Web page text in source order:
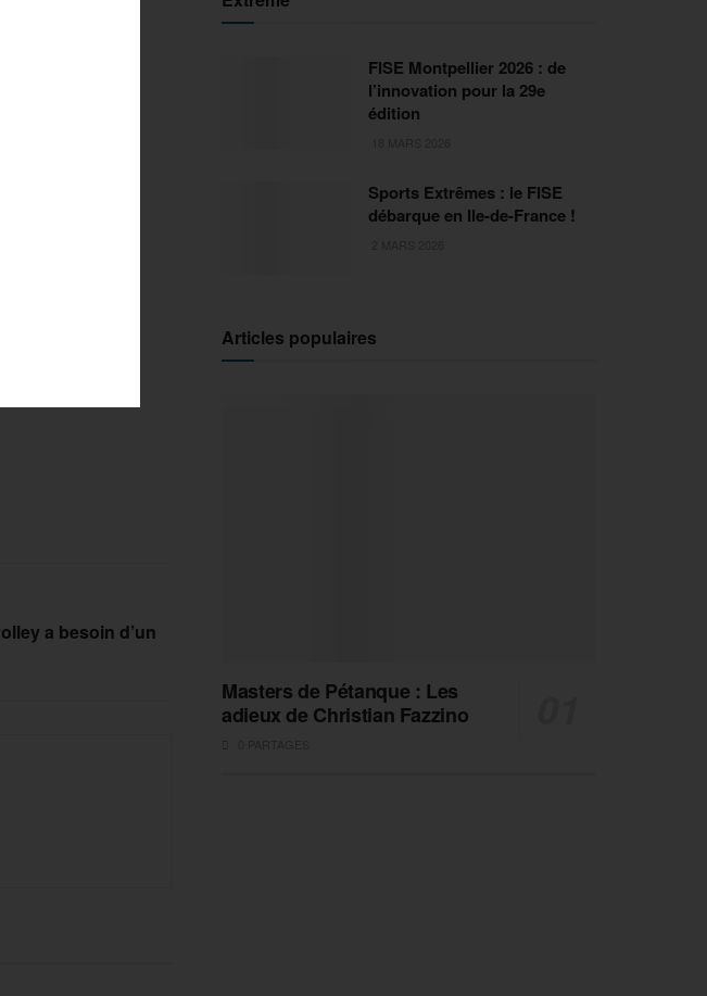
a besoin d’un
FISE Montpellier 2026 : de
l’innovation pour la 29e
édition
Sports Extrêmes : le FISE
débarque en Ile-de-France !
Articles populaires
Masters de Pétanque : Les
adieux de Christian Fazzino